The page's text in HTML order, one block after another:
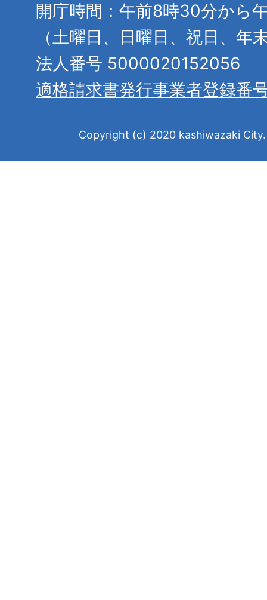
開庁時間：午前8時30分から
（土曜日、日曜日、祝日、年
法人番号 5000020152056
適格請求書発行事業者登録番
Copyright (c) 2020 kashiwazaki